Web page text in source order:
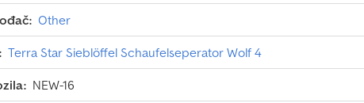
Other
Terra Star Sieblöffel Schaufelseperator Wolf 4
NEW-16